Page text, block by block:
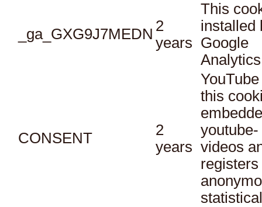
_ga_GXG9J7MEDN 2
years
This
installed
Google
CONSENT
2
years
this
youtube-
videos
registers